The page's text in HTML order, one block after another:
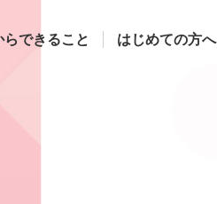
できること はじめての方へ